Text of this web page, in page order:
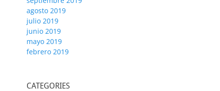
agosto 2019
julio 2019
junio 2019
mayo 2019
febrero 2019
CATEGORIES